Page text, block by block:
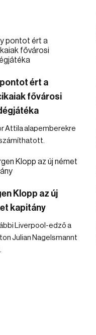
pontot ért a
fővárosi
Attila alapemberekre
Klopp az új
kapitány
Liverpool-edző a
Julian Nagelsmannt